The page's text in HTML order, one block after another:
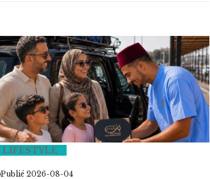
LIFESTYLE
Publié 2026-08-04